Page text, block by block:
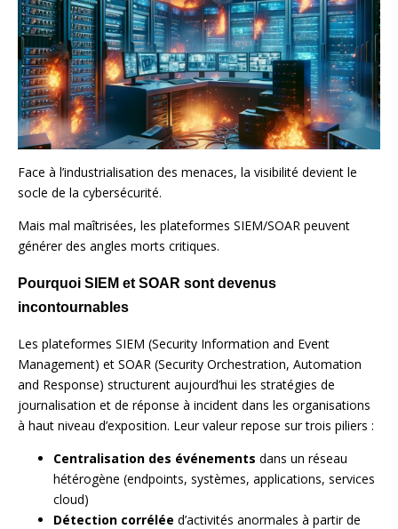
Face à l’industrialisation des menaces, la visibilité devient le
socle de la cybersécurité.
Mais mal maîtrisées, les plateformes SIEM/SOAR peuvent
générer des angles morts critiques.
Pourquoi SIEM et SOAR sont devenus
incontournables
Les plateformes SIEM (Security Information and Event
Management) et SOAR (Security Orchestration, Automation
and Response) structurent aujourd’hui les stratégies de
journalisation et de réponse à incident dans les organisations
à haut niveau d’exposition. Leur valeur repose sur trois piliers :
Centralisation des événements dans un réseau
hétérogène (endpoints, systèmes, applications, services
cloud)
Détection corrélée d’activités anormales à partir de